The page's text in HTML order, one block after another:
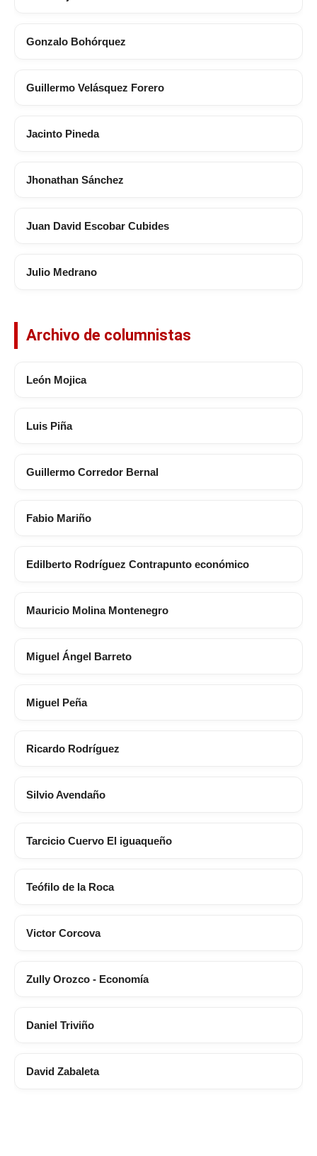
Gonzalo Bohórquez
Guillermo Velásquez Forero
Jacinto Pineda
Jhonathan Sánchez
Juan David Escobar Cubides
Julio Medrano
Archivo de columnistas
León Mojica
Luis Piña
Guillermo Corredor Bernal
Fabio Mariño
Edilberto Rodríguez Contrapunto económico
Mauricio Molina Montenegro
Miguel Ángel Barreto
Miguel Peña
Ricardo Rodríguez
Silvio Avendaño
Tarcicio Cuervo El iguaqueño
Teófilo de la Roca
Victor Corcova
Zully Orozco - Economía
Daniel Triviño
David Zabaleta